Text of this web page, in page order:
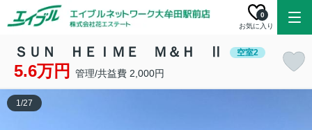
お気に入り
0
ＳＵＮ ＨＥＩＭＥ Ｍ＆Ｈ Ⅱ 空室2
5.6万円 管理/共益費 2,000円
1/27